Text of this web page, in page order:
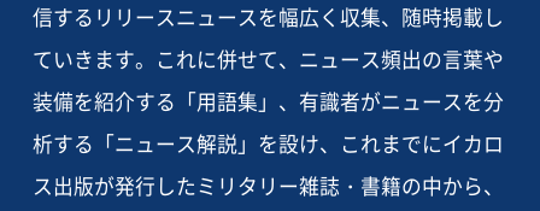
信するリリースニュースを幅広く収集、随時掲載し
ていきます。これに併せて、ニュース頻出の言葉や
装備を紹介する「用語集」、有識者がニュースを分
析する「ニュース解説」を設け、これまでにイカロ
ス出版が発行したミリタリー雑誌・書籍の中から、